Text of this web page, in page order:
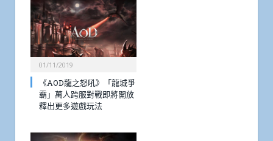
01/11/2019
《AOD龍之怒吼》「龍城爭
霸」萬人跨服對戰即將開放
釋出更多遊戲玩法